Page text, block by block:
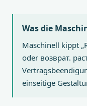
Was die
Maschinell kippt
oder возврат.
einseitige